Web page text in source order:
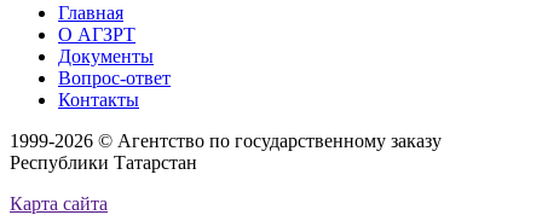
Главная
О АГЗРТ
Документы
Вопрос-ответ
Контакты
1999-2026 © Агентство по государственному заказу
Республики Татарстан
Карта сайта